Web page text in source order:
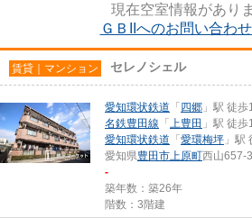
現在空室情報があり
ＧＢIIへのお問い合わ
賃貸｜マンション セレノシェル
愛知環状鉄道 「 四郷 」駅 徒
名鉄豊田線 「 上豊田 」駅 徒
愛知環状鉄道 「 愛環梅坪 」駅
愛知県豊田市上原町西山657-3
-
築年数：築26年
階数：3階建